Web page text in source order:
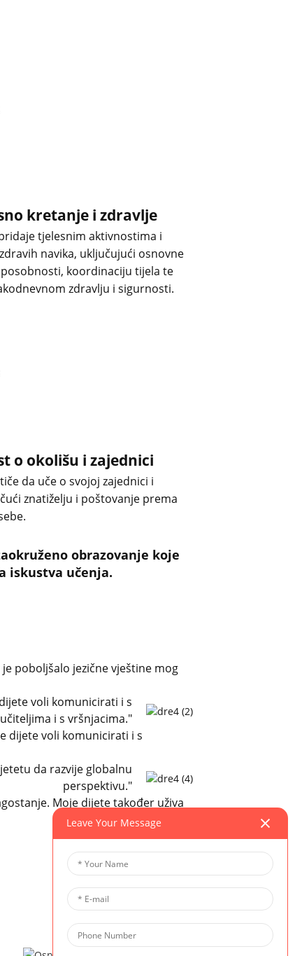
kretanje i zdravlje
tjelesnim aktivnostima i
navika, uključujući osnovne
koordinaciju tijela te
zdravlju i sigurnosti.
o okolišu i zajednici
da uče o svojoj zajednici i
znatiželju i poštovanje prema
obrazovanje koje
iskustva učenja.
poboljšalo jezične vještine mog
voli komunicirati i s
učiteljima i s vršnjacima."
dijete voli komunicirati i s
da razvije globalnu
perspektivu."
Moje dijete također uživa
Leave Your Message